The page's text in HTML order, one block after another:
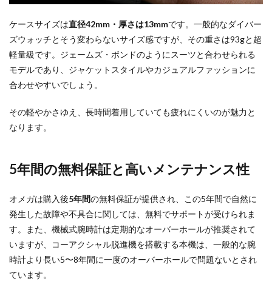
ケースサイズは直径42mm・厚さは13mmです。一般的なダイバー
ズウォッチとそう変わらないサイズ感ですが、その重さは93gと超
軽量級です。ジェームズ・ボンドのようにスーツと合わせられる
モデルであり、ジャケットスタイルやカジュアルファッションに
合わせやすいでしょう。
その軽やかさゆえ、長時間着用していても疲れにくいのが魅力と
なります。
5年間の無料保証と高いメンテナンス性
オメガは購入後5年間の無料保証が提供され、この5年間で自然に
発生した故障や不具合に関しては、無料でサポートが受けられま
す。また、機械式腕時計は定期的なオーバーホールが推奨されて
いますが、コーアクシャル脱進機を搭載する本機は、一般的な腕
時計より長い5〜8年間に一度のオーバーホールで問題ないとされ
ています。